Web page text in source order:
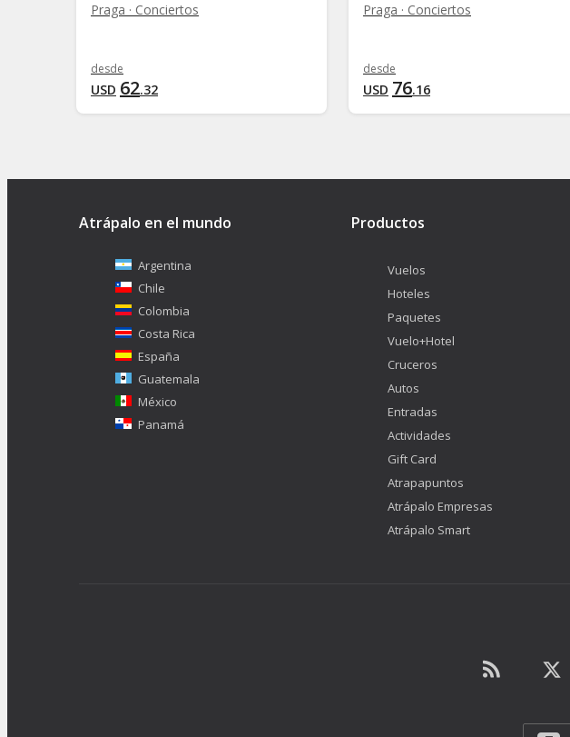
Praga · Conciertos
desde
USD 62.32
Praga · Conciertos
desde
USD 76.16
Atrápalo en el mundo
Argentina
Chile
Colombia
Costa Rica
España
Guatemala
México
Panamá
Productos
Vuelos
Hoteles
Paquetes
Vuelo+Hotel
Cruceros
Autos
Entradas
Actividades
Gift Card
Atrapapuntos
Atrápalo Empresas
Atrápalo Smart